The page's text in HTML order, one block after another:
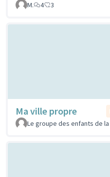
M.
4 3
Ma ville propre
Le groupe des enfants de la